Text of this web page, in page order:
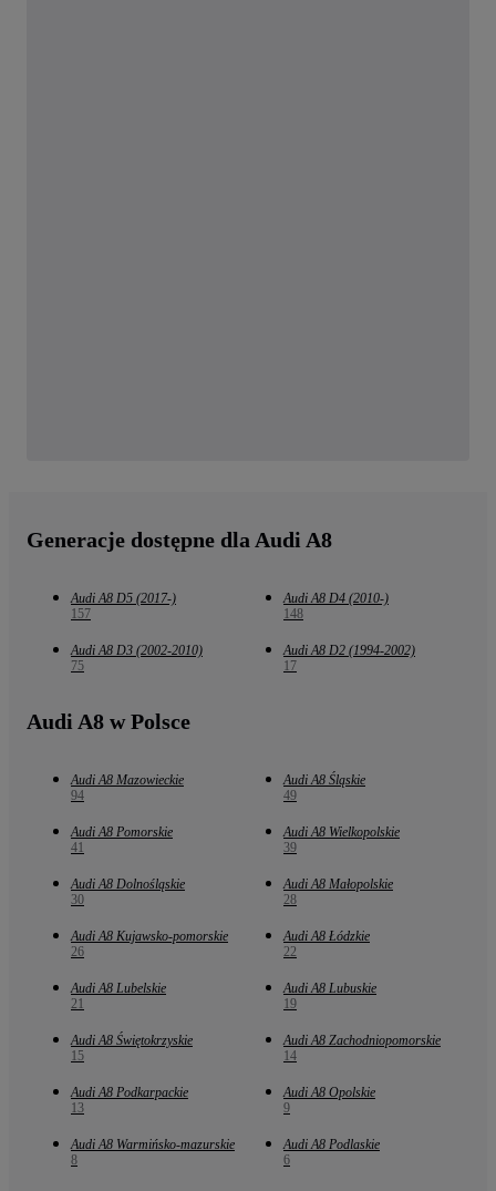
Generacje dostępne dla Audi A8
Audi A8 D5 (2017-)
157
Audi A8 D4 (2010-)
148
Audi A8 D3 (2002-2010)
75
Audi A8 D2 (1994-2002)
17
Audi A8 w Polsce
Audi A8 Mazowieckie
94
Audi A8 Śląskie
49
Audi A8 Pomorskie
41
Audi A8 Wielkopolskie
39
Audi A8 Dolnośląskie
30
Audi A8 Małopolskie
28
Audi A8 Kujawsko-pomorskie
26
Audi A8 Łódzkie
22
Audi A8 Lubelskie
21
Audi A8 Lubuskie
19
Audi A8 Świętokrzyskie
15
Audi A8 Zachodniopomorskie
14
Audi A8 Podkarpackie
13
Audi A8 Opolskie
9
Audi A8 Warmińsko-mazurskie
8
Audi A8 Podlaskie
6